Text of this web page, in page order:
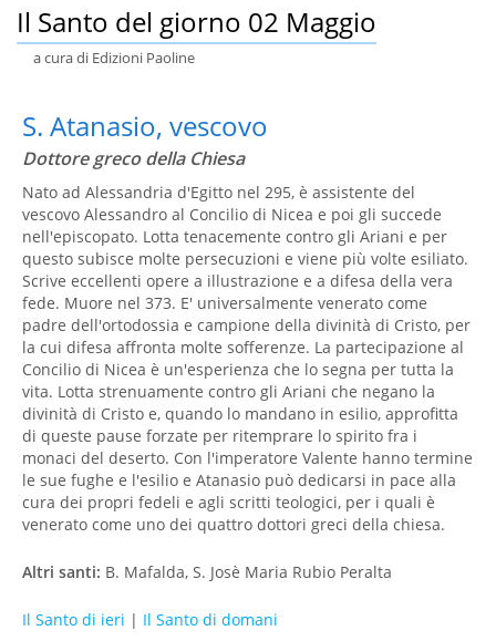
Il Santo del giorno 02 Maggio
a cura di Edizioni Paoline
S. Atanasio, vescovo
Dottore greco della Chiesa
Nato ad Alessandria d'Egitto nel 295, è assistente del
vescovo Alessandro al Concilio di Nicea e poi gli succede
nell'episcopato. Lotta tenacemente contro gli Ariani e per
questo subisce molte persecuzioni e viene più volte esiliato.
Scrive eccellenti opere a illustrazione e a difesa della vera
fede. Muore nel 373. E' universalmente venerato come
padre dell'ortodossia e campione della divinità di Cristo, per
la cui difesa affronta molte sofferenze. La partecipazione al
Concilio di Nicea è un'esperienza che lo segna per tutta la
vita. Lotta strenuamente contro gli Ariani che negano la
divinità di Cristo e, quando lo mandano in esilio, approfitta
di queste pause forzate per ritemprare lo spirito fra i
monaci del deserto. Con l'imperatore Valente hanno termine
le sue fughe e l'esilio e Atanasio può dedicarsi in pace alla
cura dei propri fedeli e agli scritti teologici, per i quali è
venerato come uno dei quattro dottori greci della chiesa.
Altri santi: B. Mafalda, S. Josè Maria Rubio Peralta
Il Santo di ieri | Il Santo di domani